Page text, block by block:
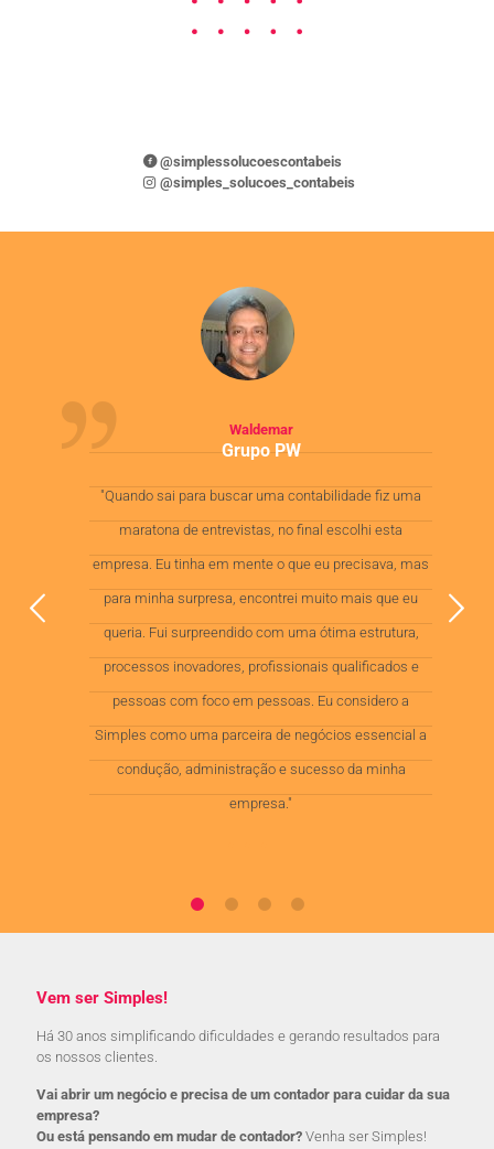
@simplessolucoescontabeis
@simples_solucoes_contabeis
Waldemar
Grupo PW
"Quando sai para buscar uma contabilidade fiz uma
maratona de entrevistas, no final escolhi esta
empresa. Eu tinha em mente o que eu precisava, mas
para minha surpresa, encontrei muito mais que eu
queria. Fui surpreendido com uma ótima estrutura,
processos inovadores, profissionais qualificados e
pessoas com foco em pessoas. Eu considero a
Simples como uma parceira de negócios essencial a
condução, administração e sucesso da minha
empresa."
Vem ser Simples!
Há 30 anos simplificando dificuldades e gerando resultados para
os nossos clientes.
Vai abrir um negócio e precisa de um contador para cuidar da sua
empresa?
Ou está pensando em mudar de contador? Venha ser Simples!